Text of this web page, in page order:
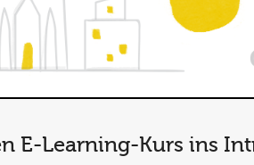
E-Learning-Kurs ins